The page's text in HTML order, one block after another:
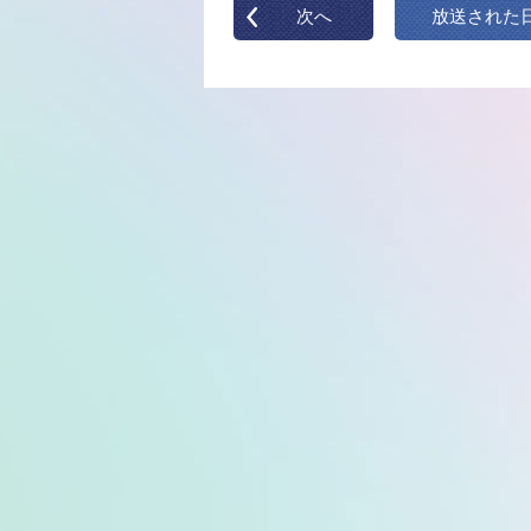
次へ 放送された